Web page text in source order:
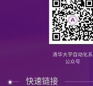
快速链接
清华大学自动化系
公众号